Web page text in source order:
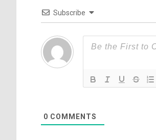
Subscribe
0 COMMENTS